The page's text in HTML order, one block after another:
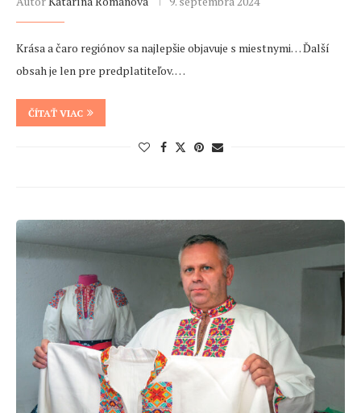
Krása a čaro regiónov sa najlepšie objavuje s miestnymi… Ďalší
obsah je len pre predplatiteľov. …
ČÍTAŤ VIAC